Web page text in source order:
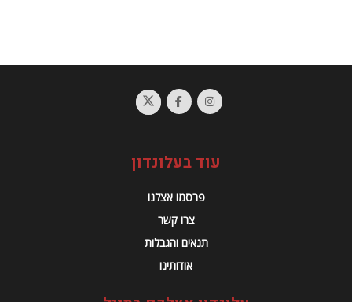
עוד בעלונדון
פרסמו אצלנו
צרו קשר
תנאים והגבלות
אודותינו